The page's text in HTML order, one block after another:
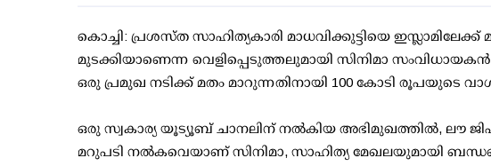
കൊച്ചി: പ്രശസ്ത സാഹിത്യകാരി മാധവിക്കുട്ടിയെ ഇസ്ലാമിലേക്ക്
മുടക്കിയാണെന്ന വെളിപ്പെടുത്തലുമായി സിനിമാ
ഒരു പ്രമുഖ നടിക്ക് മതം മാറുന്നതിനായി 100 കോടി രൂപയുടെ
ഒരു സ്വകാര്യ യൂട്യൂബ് ചാനലിന് നല്‍കിയ അഭിമുഖത്തില്‍, ലൗ
മറുപടി നല്‍കവെയാണ് സിനിമാ, സാഹിത്യ മേഖലയുമായി